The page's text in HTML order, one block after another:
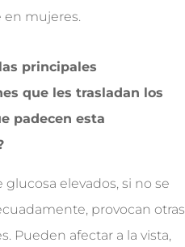
mujeres.
principales
que les trasladan los
padecen esta
glucosa elevados, si no se
provocan otras
Pueden afectar a la vista,